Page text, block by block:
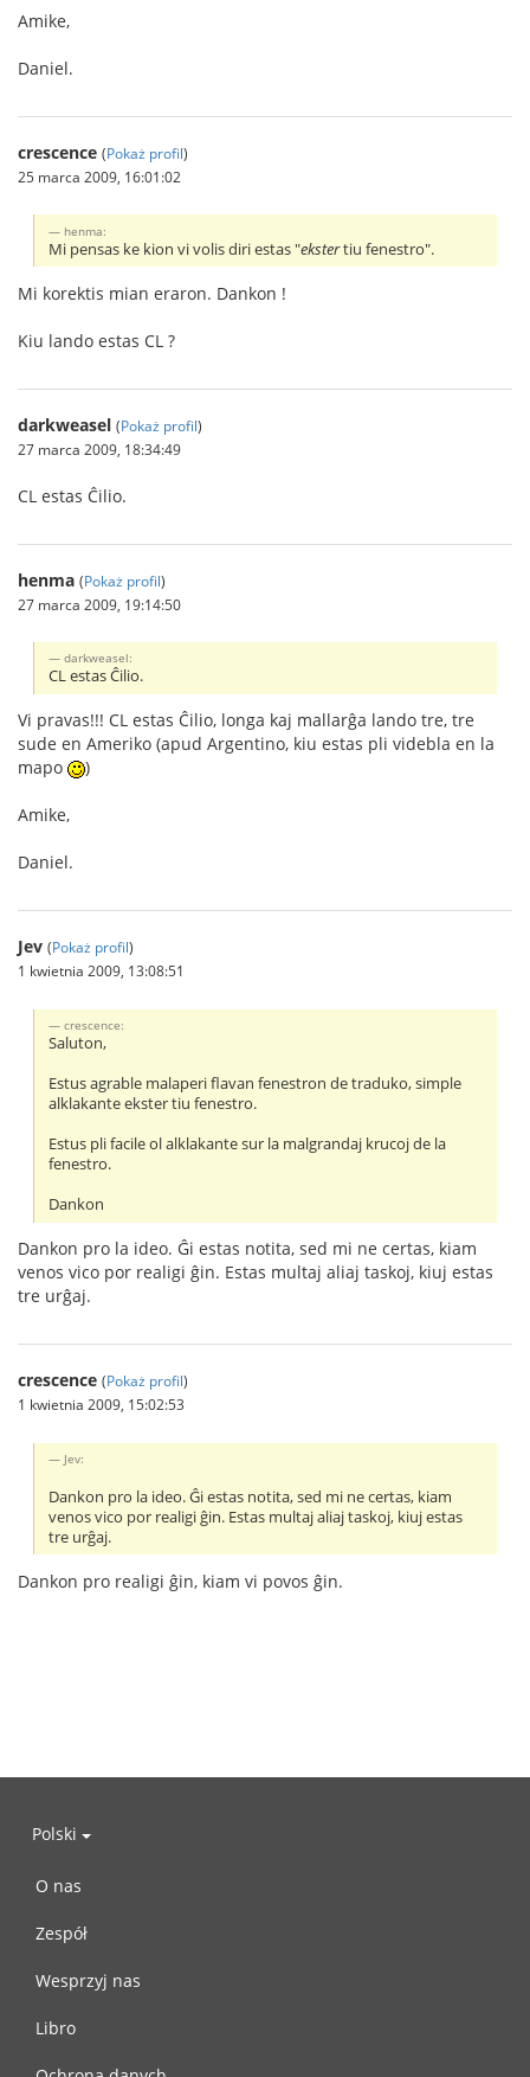
Amike,
Daniel.
crescence (Pokaż profil)
25 marca 2009, 16:01:02
henma:
Mi pensas ke kion vi volis diri estas "ekstertiu fenestro".
Mi korektis mian eraron. Dankon !
Kiu lando estas CL ?
darkweasel (Pokaż profil)
27 marca 2009, 18:34:49
CL estas Ĉilio.
henma (Pokaż profil)
27 marca 2009, 19:14:50
darkweasel:
CL estas Ĉilio.
Vi pravas!!! CL estas Ĉilio, longa kaj mallarĝa lando tre, tre
sude en Ameriko (apud Argentino, kiu estas pli videbla en la
mapo
)
Amike,
Daniel.
Jev (Pokaż profil)
1 kwietnia 2009, 13:08:51
crescence:
Saluton,
Estus agrable malaperi flavan fenestron de traduko, simple
alklakante ekster tiu fenestro.
Estus pli facile ol alklakante sur la malgrandaj krucoj de la
fenestro.
Dankon
Dankon pro la ideo. Ĝi estas notita, sed mi ne certas, kiam
venos vico por realigi ĝin. Estas multaj aliaj taskoj, kiuj estas
tre urĝaj.
crescence (Pokaż profil)
1 kwietnia 2009, 15:02:53
Jev:
Dankon pro la ideo. Ĝi estas notita, sed mi ne certas, kiam
venos vico por realigi ĝin. Estas multaj aliaj taskoj, kiuj estas
tre urĝaj.
Dankon pro realigi ĝin, kiam vi povos ĝin.
Polski
O nas
Zespół
Wesprzyj nas
Libro